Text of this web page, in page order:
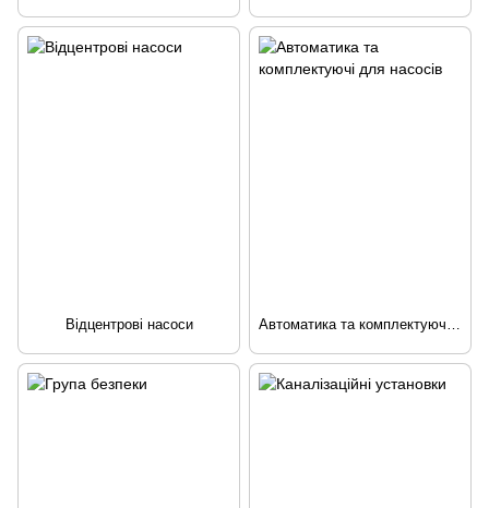
Відцентрові насоси Автоматика та комплектуючі для насосів